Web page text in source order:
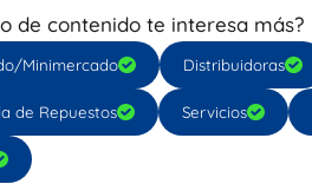
para empezar tu
optes por la solución gratuita
atento a no saltar ningún
de contenido te interesa más?
Minimercado Distribuidoras
de Repuestos Servicios